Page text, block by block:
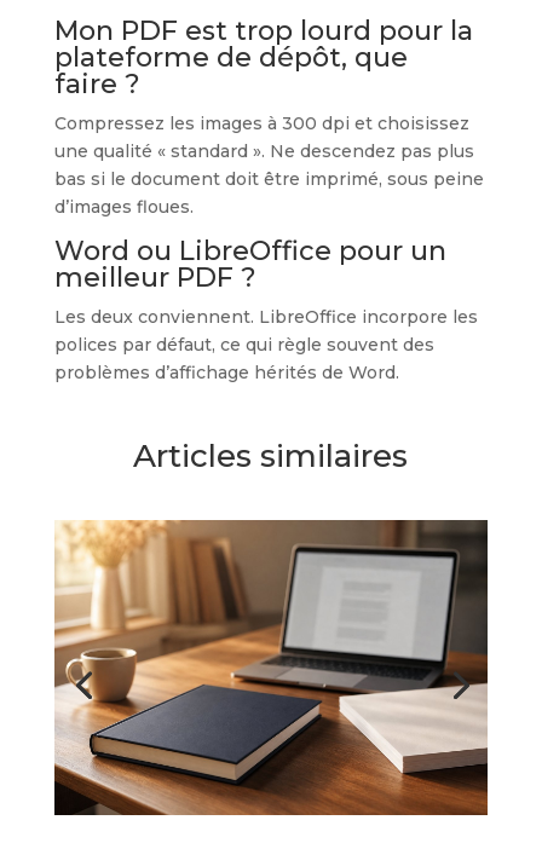
Mon PDF est trop lourd pour la
plateforme de dépôt, que
faire ?
Compressez les images à 300 dpi et choisissez
une qualité « standard ». Ne descendez pas plus
bas si le document doit être imprimé, sous peine
d’images floues.
Word ou LibreOffice pour un
meilleur PDF ?
Les deux conviennent. LibreOffice incorpore les
polices par défaut, ce qui règle souvent des
problèmes d’affichage hérités de Word.
Articles similaires